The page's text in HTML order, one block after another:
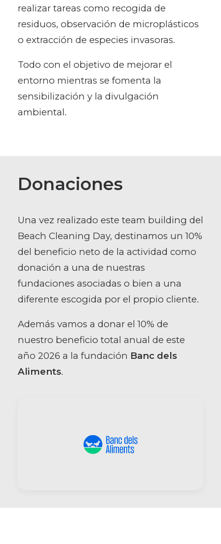
realizar tareas como recogida de
residuos, observación de microplásticos
o extracción de especies invasoras.
Todo con el objetivo de mejorar el
entorno mientras se fomenta la
sensibilización y la divulgación
ambiental.
Donaciones
Una vez realizado este team building del
Beach Cleaning Day, destinamos un 10%
del beneficio neto de la actividad como
donación a una de nuestras
fundaciones asociadas o bien a una
diferente escogida por el propio cliente.
Además vamos a donar el 10% de
nuestro beneficio total anual de este
año 2026 a la fundación Banc dels
Aliments.